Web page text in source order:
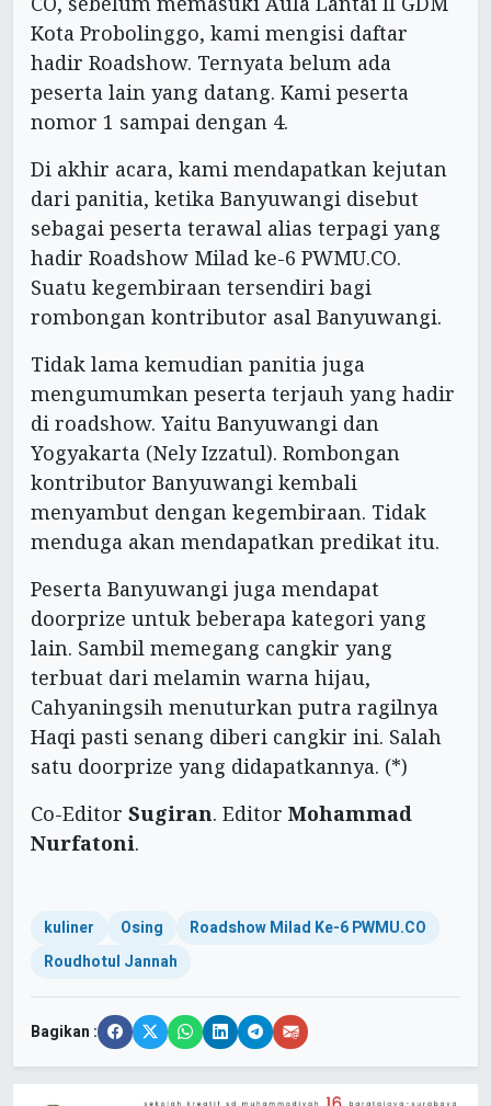
Kota Probolinggo, kami mengisi daftar
hadir Roadshow. Ternyata belum ada
peserta lain yang datang. Kami peserta
nomor 1 sampai dengan 4.
Di akhir acara, kami mendapatkan kejutan
dari panitia, ketika Banyuwangi disebut
sebagai peserta terawal alias terpagi yang
hadir Roadshow Milad ke-6 PWMU.CO.
Suatu kegembiraan tersendiri bagi
rombongan kontributor asal Banyuwangi.
Tidak lama kemudian panitia juga
mengumumkan peserta terjauh yang hadir
di roadshow. Yaitu Banyuwangi dan
Yogyakarta (Nely Izzatul). Rombongan
kontributor Banyuwangi kembali
menyambut dengan kegembiraan. Tidak
menduga akan mendapatkan predikat itu.
Peserta Banyuwangi juga mendapat
doorprize untuk beberapa kategori yang
lain. Sambil memegang cangkir yang
terbuat dari melamin warna hijau,
Cahyaningsih menuturkan putra ragilnya
Haqi pasti senang diberi cangkir ini. Salah
satu doorprize yang didapatkannya. (*)
Co-Editor Sugiran. Editor Mohammad
Nurfatoni.
kuliner Osing
Roadshow Milad Ke-6 PWMU.CO
Roudhotul Jannah
Bagikan :